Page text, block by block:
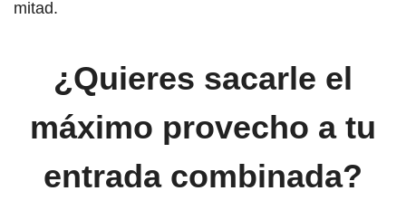
mitad.
¿Quieres sacarle el
máximo provecho a tu
entrada combinada?